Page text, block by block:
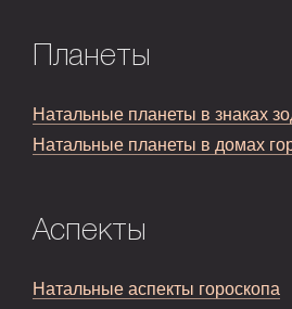
Планеты
Натальные планеты в знаках
Натальные планеты в домах
Аспекты
Натальные аспекты гороскопа